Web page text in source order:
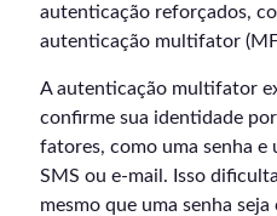
autenticação reforçados,
autenticação multifator
A autenticação multifator
confirme sua identidade
fatores, como uma senha e
SMS ou e-mail. Isso
mesmo que uma senha